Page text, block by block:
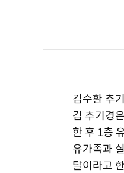
김수환 추
김 추기경
한 후 1층
유가족과
탈이라고